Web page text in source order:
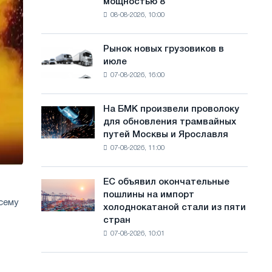
й
фотоэлектрическую
МВт
целей
обезуглероживания
мощностью 8
08-08-2026, 10:00
Рынок
новых
грузовиков
Рынок новых грузовиков в
июле
07-08-2026, 16:00
На
БМК
произвели
трамвайных
путей
На БМК произвели проволоку
для обновления трамвайных
путей Москвы и Ярославля
07-08-2026, 11:00
объявил
окончательные
ЕС объявил окончательные
пошлины на импорт
холоднокатаной стали из пяти
стран
07-08-2026, 10:01